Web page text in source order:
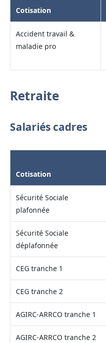
Cotisation
Accident travail &
maladie pro
Retraite
Salariés cadres
Cotisation
Sécurité Sociale
plafonnée
Sécurité Sociale
déplafonnée
CEG tranche 1
CEG tranche 2
AGIRC-ARRCO tranche 1
AGIRC-ARRCO tranche 2